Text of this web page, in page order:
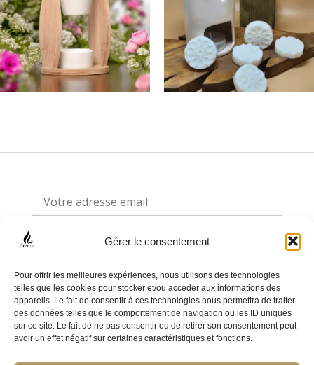
Gérer le consentement
Pour offrir les meilleures expériences, nous utilisons des technologies
telles que les cookies pour stocker et/ou accéder aux informations des
appareils. Le fait de consentir à ces technologies nous permettra de traiter
des données telles que le comportement de navigation ou les ID uniques
sur ce site. Le fait de ne pas consentir ou de retirer son consentement peut
avoir un effet négatif sur certaines caractéristiques et fonctions.
F
a
I
n